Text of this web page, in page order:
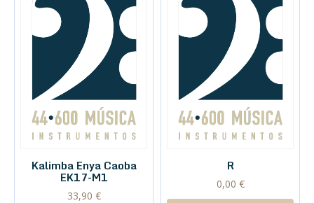
Kalimba Enya Caoba
EK17-M1
33,90 €
R
0,00 €